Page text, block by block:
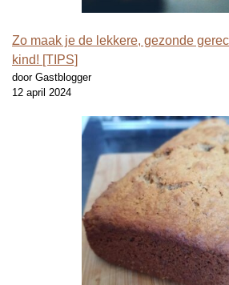
Zo maak je de lekkere, gezonde
kind! [TIPS]
door Gastblogger
12 april 2024